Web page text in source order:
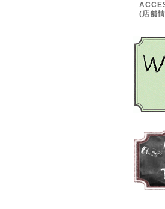
(店舗